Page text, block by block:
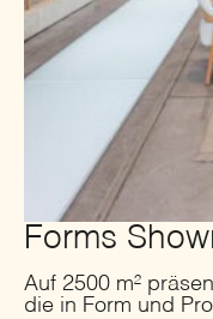
Forms
Auf 2500 m²
die in Form und